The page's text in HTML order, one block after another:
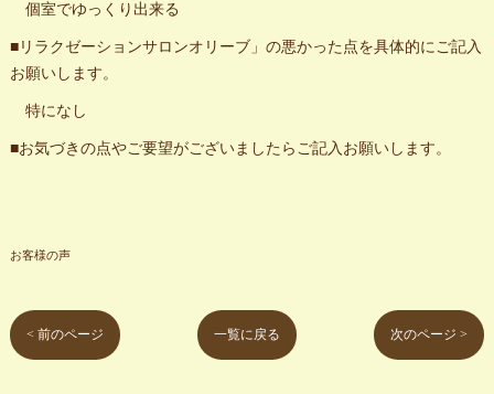
個室でゆっくり出来る
■リラクゼーションサロンオリーブ」の悪かった点を具体的にご記入
お願いします。
特になし
■お気づきの点やご要望がございましたらご記入お願いします。
お客様の声
< 前のページ 一覧に戻る 次のページ >